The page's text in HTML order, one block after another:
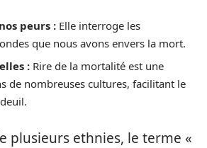
peurs : Elle interroge les
que nous avons envers la mort.
: Rire de la mortalité est une
de nombreuses cultures, facilitant le
plusieurs ethnies, le terme «